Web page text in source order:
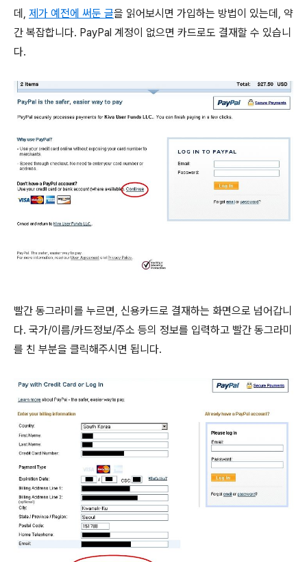
데, 제가 예전에 써둔 글을 읽어보시면 가입하는 방법이 있는데, 약
간 복잡합니다. PayPal 계정이 없으면 카드로도 결재할 수 있습니
다.
빨간 동그라미를 누르면, 신용카드로 결재하는 화면으로 넘어갑니
다. 국가/이름/카드정보/주소 등의 정보를 입력하고 빨간 동그라미
를 친 부분을 클릭해주시면 됩니다.